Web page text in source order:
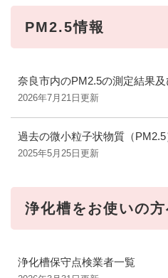
PM2.5情報
奈良市内のPM2.5の測定結果
2026年7月21日更新
過去の微小粒子状物質（
2025年5月25日更新
浄化槽をお使いの
浄化槽保守点検業者一覧